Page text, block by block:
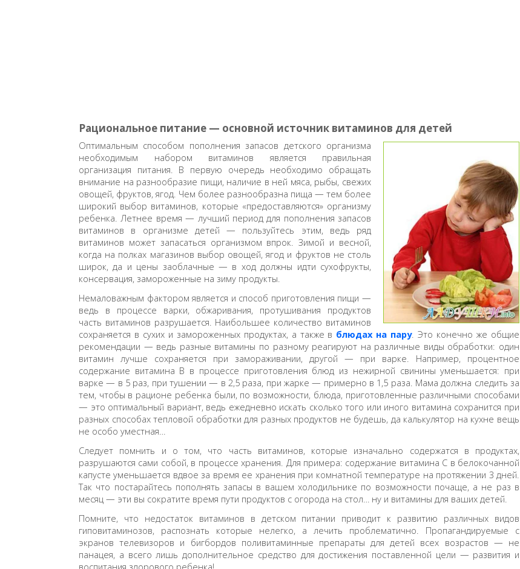
Рациональное питание — основной источник витаминов для детей
Оптимальным способом пополнения запасов детского организма
необходимым набором витаминов является правильная
организация питания. В первую очередь необходимо обращать
внимание на разнообразие пищи, наличие в ней мяса, рыбы, свежих
овощей, фруктов, ягод. Чем более разнообразна пища — тем более
широкий выбор витаминов, которые «предоставляются» организму
ребенка. Летнее время — лучший период для пополнения запасов
витаминов в организме детей — пользуйтесь этим, ведь ряд
витаминов может запасаться организмом впрок. Зимой и весной,
когда на полках магазинов выбор овощей, ягод и фруктов не столь
широк, да и цены заоблачные — в ход должны идти сухофрукты,
консервация, замороженные на зиму продукты.
Немаловажным фактором является и способ приготовления пищи —
ведь в процессе варки, обжаривания, протушивания продуктов
часть витаминов разрушается. Наибольшее количество витаминов
сохраняется в сухих и замороженных продуктах, а также в блюдах на пару. Это конечно же общие
рекомендации — ведь разные витамины по разному реагируют на различные виды обработки: один
витамин лучше сохраняется при замораживании, другой — при варке. Например, процентное
содержание витамина В в процессе приготовления блюд из нежирной свинины уменьшается: при
варке — в 5 раз, при тушении — в 2,5 раза, при жарке — примерно в 1,5 раза. Мама должна следить за
тем, чтобы в рационе ребенка были, по возможности, блюда, приготовленные различными способами
— это оптимальный вариант, ведь ежедневно искать сколько того или иного витамина сохранится при
разных способах тепловой обработки для разных продуктов не будешь, да калькулятор на кухне вещь
не особо уместная…
Следует помнить и о том, что часть витаминов, которые изначально содержатся в продуктах,
разрушаются сами собой, в процессе хранения. Для примера: содержание витамина С в белокочанной
капусте уменьшается вдвое за время ее хранения при комнатной температуре на протяжении 3 дней.
Так что постарайтесь пополнять запасы в вашем холодильнике по возможности почаще, а не раз в
месяц — эти вы сократите время пути продуктов с огорода на стол… ну и витамины для ваших детей.
Помните, что недостаток витаминов в детском питании приводит к развитию различных видов
гиповитаминозов, распознать которые нелегко, а лечить проблематично. Пропагандируемые с
экранов телевизоров и бигбордов поливитаминные препараты для детей всех возрастов — не
панацея, а всего лишь дополнительное средство для достижения поставленной цели — развития и
воспитания здорового ребенка!